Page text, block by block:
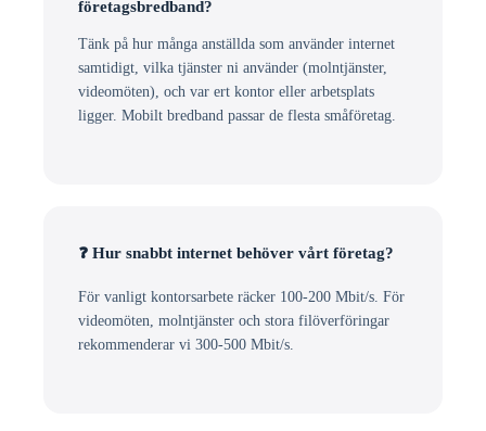
företagsbredband?
Tänk på hur många anställda som använder internet
samtidigt, vilka tjänster ni använder (molntjänster,
videomöten), och var ert kontor eller arbetsplats
ligger. Mobilt bredband passar de flesta småföretag.
❓ Hur snabbt internet behöver vårt företag?
För vanligt kontorsarbete räcker 100-200 Mbit/s. För
videomöten, molntjänster och stora filöverföringar
rekommenderar vi 300-500 Mbit/s.